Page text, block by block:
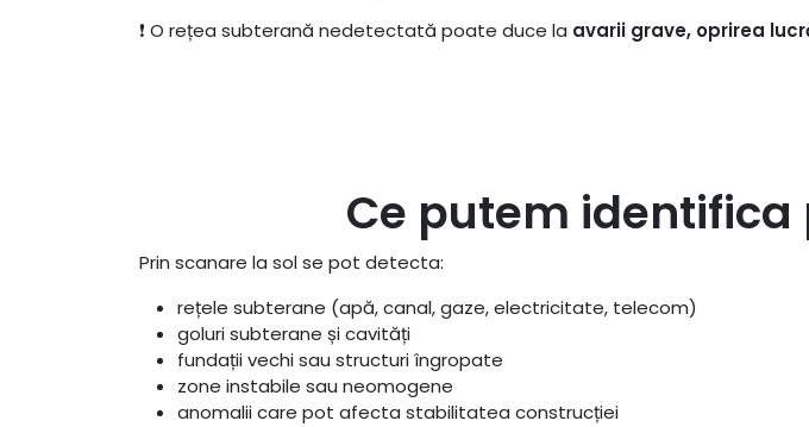
❗ O rețea subterană nedetectată poate duce la avarii grave, oprirea
Ce putem
Prin scanare la sol se pot detecta:
rețele subterane (apă, canal, gaze, electricitate, telecom)
goluri subterane și cavități
fundații vechi sau structuri îngropate
zone instabile sau neomogene
anomalii care pot afecta stabilitatea construcției